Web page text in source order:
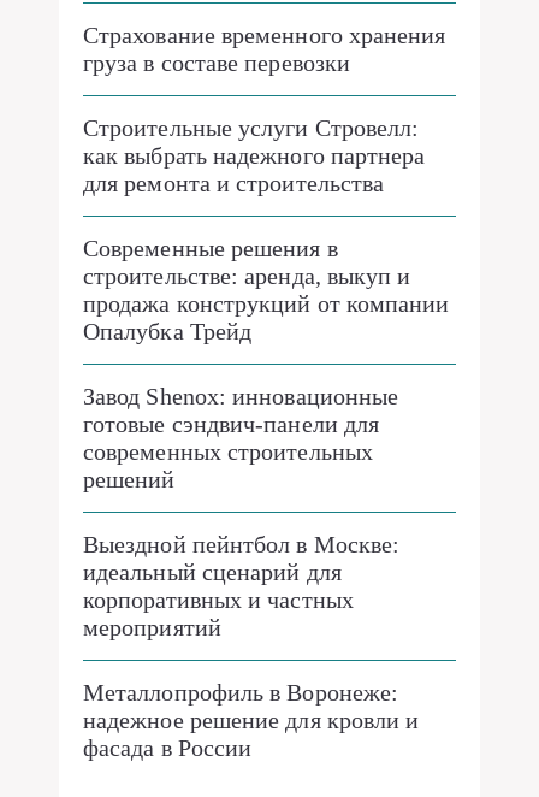
Страхование временного хранения
груза в составе перевозки
Строительные услуги Стровелл:
как выбрать надежного партнера
для ремонта и строительства
Современные решения в
строительстве: аренда, выкуп и
продажа конструкций от компании
Опалубка Трейд
Завод Shenox: инновационные
готовые сэндвич-панели для
современных строительных
решений
Выездной пейнтбол в Москве:
идеальный сценарий для
корпоративных и частных
мероприятий
Металлопрофиль в Воронеже:
надежное решение для кровли и
фасада в России